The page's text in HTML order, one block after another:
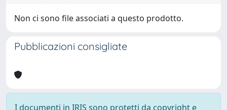
Non ci sono file associati a questo prodotto.
Pubblicazioni consigliate
I documenti in IRIS sono protetti da copyright e